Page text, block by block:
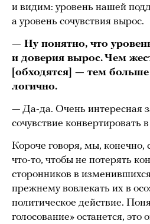
и видим: уровень нашей
а уровень сочувствия вырос.
— Ну понятно, что
и доверия вырос. Чем
[обходятся] — тем
логично.
— Да-да. Очень интересная
сочувствие конвертировать
Короче говоря, мы, конечно,
что-то, чтобы не потерять
сторонников в
прежнему вовлекать их в
политическое действие.
голосование» останется, это